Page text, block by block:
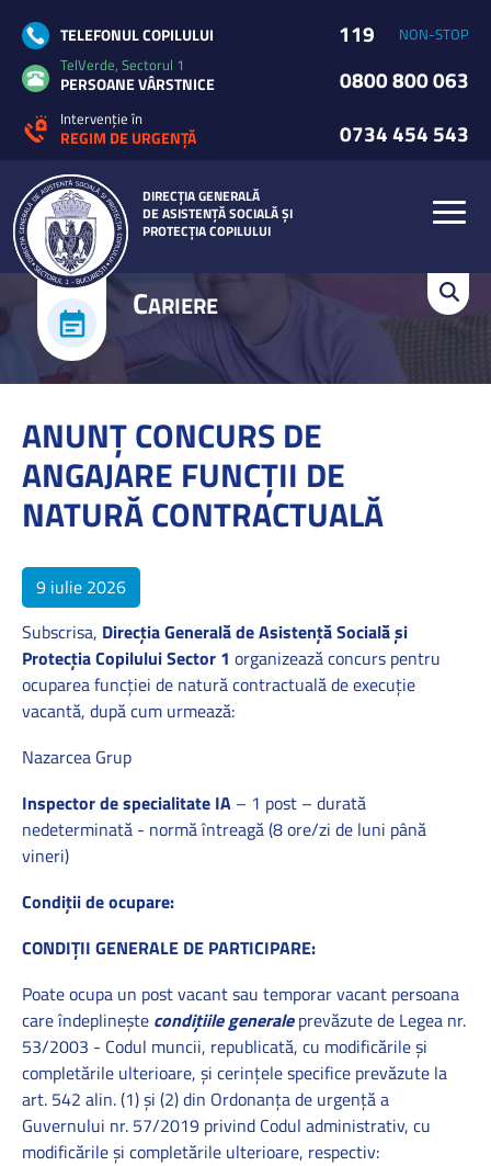
DIRECȚIA GENERALĂ
DE ASISTENȚĂ SOCIALĂ ȘI
PROTECȚIA COPILULUI
TELEFONUL COPILULUI 119
NON-STOP
TelVerde, Sectorul 1
PERSOANE VÂRSTNICE 0800 800 063
Intervenție în
REGIM DE URGENȚĂ 0734 454 543
CARIERE
ANUNŢ CONCURS DE
ANGAJARE FUNCȚII DE
NATURĂ CONTRACTUALĂ
9 iulie 2026
Subscrisa, Direcţia Generală de Asistenţă Socială şi
Protecţia Copilului Sector 1 organizează concurs pentru
ocuparea funcţiei de natură contractuală de execuție
vacantă, după cum urmează:
Nazarcea Grup
Inspector de specialitate IA – 1 post – durată
nedeterminată - normă întreagă (8 ore/zi de luni până
vineri)
Condiţii de ocupare:
CONDIȚII GENERALE DE PARTICIPARE:
Poate ocupa un post vacant sau temporar vacant persoana
care îndeplineşte condiţiile generaleprevăzute de Legea nr.
53/2003 - Codul muncii, republicată, cu modificările şi
completările ulterioare, şi cerinţele specifice prevăzute la
art. 542 alin. (1) şi (2) din Ordonanţa de urgenţă a
Guvernului nr. 57/2019 privind Codul administrativ, cu
modificările şi completările ulterioare, respectiv: